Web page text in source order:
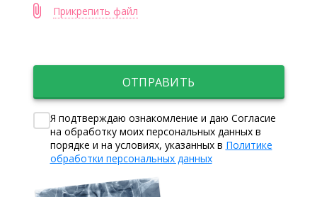
Прикрепить файл
ОТПРАВИТЬ
Я подтверждаю ознакомление и даю Согласие
на обработку моих персональных данных в
порядке и на условиях, указанных в Политике
обработки персональных данных